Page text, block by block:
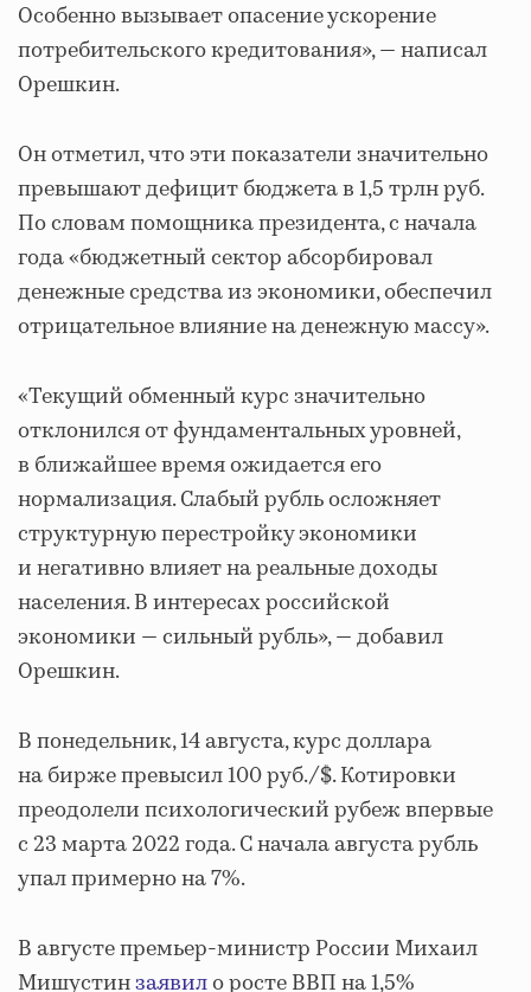
Особенно вызывает опасение ускорение
потребительского кредитования», — написал
Орешкин.
Он отметил, что эти показатели значительно
превышают дефицит бюджета в 1,5 трлн руб.
По словам помощника президента, с начала
года «бюджетный сектор абсорбировал
денежные средства из экономики, обеспечил
отрицательное влияние на денежную массу».
«Текущий обменный курс значительно
отклонился от фундаментальных уровней,
в ближайшее время ожидается его
нормализация. Слабый рубль осложняет
структурную перестройку экономики
и негативно влияет на реальные доходы
населения. В интересах российской
экономики — сильный рубль», — добавил
Орешкин.
В понедельник, 14 августа, курс доллара
на бирже превысил 100 руб./$. Котировки
преодолели психологический рубеж впервые
с 23 марта 2022 года. С начала августа рубль
упал примерно на 7%.
В августе премьер-министр России Михаил
Мишустинзаявило росте ВВП на 1,5%